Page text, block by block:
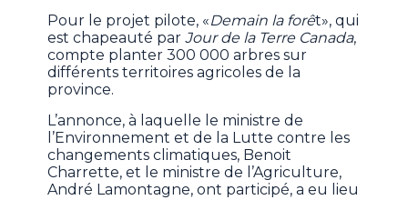
Pour le projet pilote, «Demain la forêt», qui
est chapeauté parJour de la Terre Canada,
compte planter 300 000 arbres sur
différents territoires agricoles de la
province.
L’annonce, à laquelle le ministre de
l’Environnement et de la Lutte contre les
changements climatiques, Benoit
Charrette, et le ministre de l’Agriculture,
André Lamontagne, ont participé, a eu lieu